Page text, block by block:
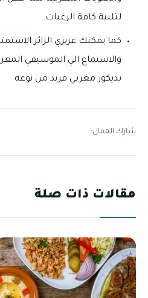
لتلبية كافة الرغبات.
كما يمكنك عزيزي الزائر
والاستماع الي الموسيقي
بديكور مغربي فريد من نوعه
شارك المقال:
مقالات ذات صلة